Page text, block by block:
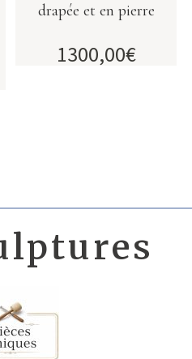
drapée et en pierre
1300,00€